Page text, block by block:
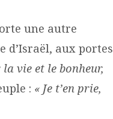
une autre
d’Israël, aux portes
vie et le bonheur,
: « Je t’en prie,